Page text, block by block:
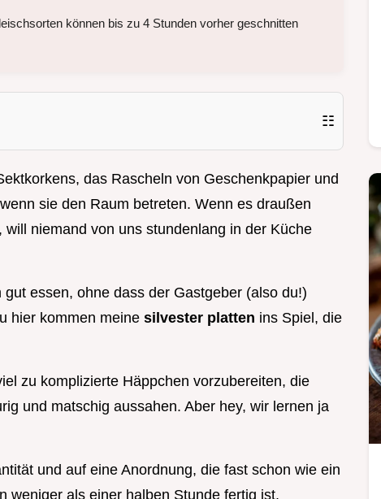
können bis zu 4 Stunden vorher geschnitten
☷
das Rascheln von Geschenkpapier und
sie den Raum betreten. Wenn es draußen
niemand von uns stundenlang in der Küche
essen, ohne dass der Gastgeber (also du!)
hier kommen meine silvester platten ins Spiel, die
zu komplizierte Häppchen vorzubereiten, die
und matschig aussahen. Aber hey, wir lernen ja
und auf eine Anordnung, die fast schon wie ein
weniger als einer halben Stunde fertig ist.